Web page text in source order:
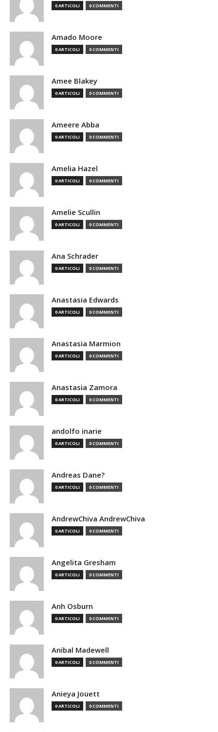
0 ARTICOLI 0 COMMENTI
Amado Moore
0 ARTICOLI 0 COMMENTI
Amee Blakey
0 ARTICOLI 0 COMMENTI
Ameere Abba
0 ARTICOLI 0 COMMENTI
Amelia Hazel
0 ARTICOLI 0 COMMENTI
Amelie Scullin
0 ARTICOLI 0 COMMENTI
Ana Schrader
0 ARTICOLI 0 COMMENTI
Anastasia Edwards
0 ARTICOLI 0 COMMENTI
Anastasia Marmion
0 ARTICOLI 0 COMMENTI
Anastasia Zamora
0 ARTICOLI 0 COMMENTI
andolfo inarie
0 ARTICOLI 0 COMMENTI
Andreas Dane?
0 ARTICOLI 0 COMMENTI
AndrewChiva AndrewChiva
0 ARTICOLI 0 COMMENTI
Angelita Gresham
0 ARTICOLI 0 COMMENTI
Anh Osburn
0 ARTICOLI 0 COMMENTI
Anibal Madewell
0 ARTICOLI 0 COMMENTI
Anieya Jouett
0 ARTICOLI 0 COMMENTI